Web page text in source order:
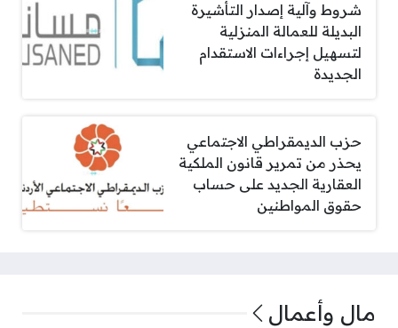
شروط وآلية إصدار التأشيرة
البديلة للعمالة المنزلية
لتسهيل إجراءات الاستقدام
الجديدة
حزب الديمقراطي الاجتماعي
يحذر من تمرير قانون الملكية
العقارية الجديد على حساب
حقوق المواطنين
مال وأعمال